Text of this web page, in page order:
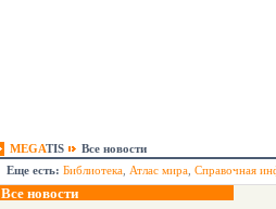
MEGATIS
Все новости
Еще есть: Библиотека Атлас мира Справочная
Все новости